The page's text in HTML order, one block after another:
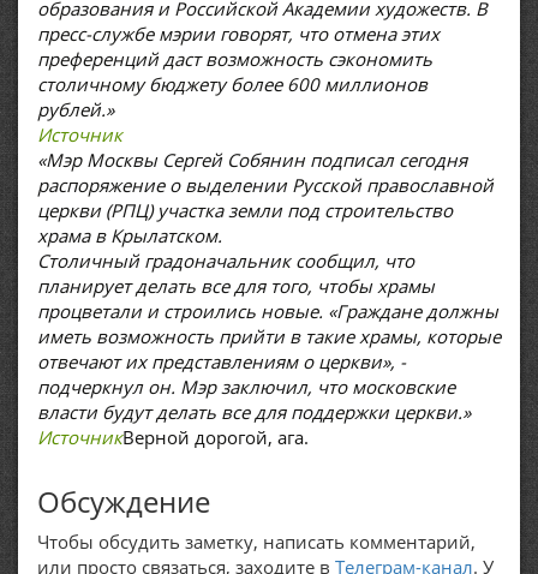
образования и Российской Академии художеств. В
пресс-службе мэрии говорят, что отмена этих
преференций даст возможность сэкономить
столичному бюджету более 600 миллионов
рублей.»
Источник
«Мэр Москвы Сергей Собянин подписал сегодня
распоряжение о выделении Русской православной
церкви (РПЦ) участка земли под строительство
храма в Крылатском.
Столичный градоначальник сообщил, что
планирует делать все для того, чтобы храмы
процветали и строились новые. «Граждане должны
иметь возможность прийти в такие храмы, которые
отвечают их представлениям о церкви», -
подчеркнул он. Мэр заключил, что московские
власти будут делать все для поддержки церкви.»
ИсточникВерной дорогой, ага.
Обсуждение
Чтобы обсудить заметку, написать комментарий,
или просто связаться, заходите в Телеграм-канал. У